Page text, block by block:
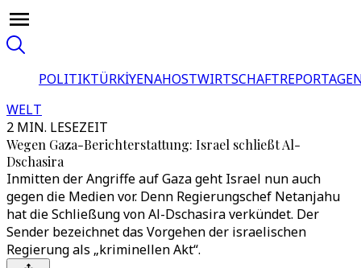
POLITIKTÜRKİYENAHOSTWIRTSCHAFT
WELT
2 MIN. LESEZEIT
Wegen Gaza-Berichterstattung: Israel schließt Al-
Dschasira
Inmitten der Angriffe auf Gaza geht Israel nun auch
gegen die Medien vor. Denn Regierungschef Netanjahu
hat die Schließung von Al-Dschasira verkündet. Der
Sender bezeichnet das Vorgehen der israelischen
Regierung als „kriminellen Akt“.